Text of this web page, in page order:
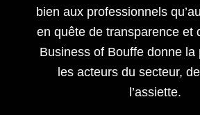
bien aux professionnels
en quête de transparence et
Business of Bouffe donne la
les acteurs du secteur,
l’assiette.